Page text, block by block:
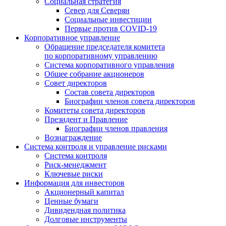
Север для Северян
Социальные инвестиции
Первые против COVID‑19
Корпоративное управление
Обращение председателя комитета
по корпоративному управлению
Система корпоративного управления
Общее собрание акционеров
Совет директоров
Состав совета директоров
Биографии членов совета директоров
Комитеты совета директоров
Президент и Правление
Биографии членов правления
Вознаграждение
Система контроля и управление рисками
Система контроля
Риск-менеджмент
Ключевые риски
Информация для инвесторов
Акционерный капитал
Ценные бумаги
Дивидендная политика
Долговые инструменты